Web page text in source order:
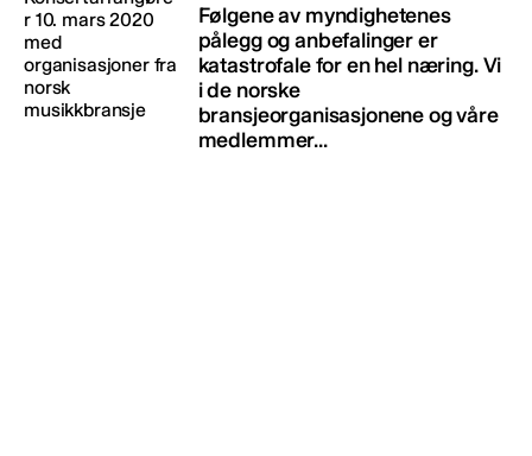
Følgene av myndighetenes
pålegg og anbefalinger er
katastrofale for en hel næring. Vi
i de norske
bransjeorganisasjonene og våre
medlemmer...